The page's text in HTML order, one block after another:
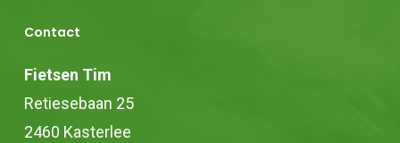
Contact
Fietsen Tim
Retiesebaan 25
2460 Kasterlee